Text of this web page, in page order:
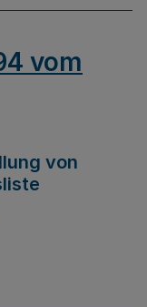
vom
von